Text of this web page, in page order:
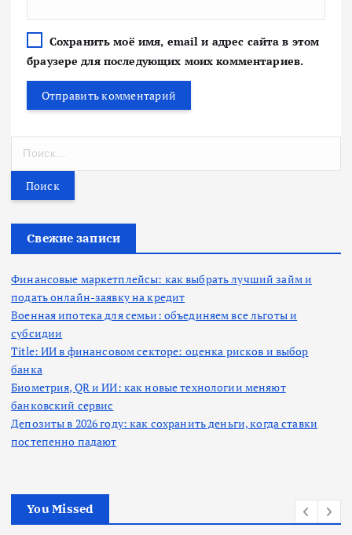
Сохранить моё имя, email и адрес сайта в этом
браузере для последующих моих комментариев.
т
Свежие записи
Финансовые маркетплейсы: как выбрать лучший займ и
подать онлайн-заявку на кредит
Военная ипотека для семьи: объединяем все льготы и
субсидии
Title: ИИ в финансовом секторе: оценка рисков и выбор
банка
Биометрия, QR и ИИ: как новые технологии меняют
банковский сервис
Депозиты в 2026 году: как сохранить деньги, когда ставки
постепенно падают
You Missed